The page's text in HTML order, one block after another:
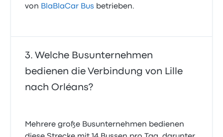
von BlaBlaCar Bus betrieben.
Welche Busunternehmen
bedienen die Verbindung von Lille
nach Orléans?
Mehrere große Busunternehmen bedienen